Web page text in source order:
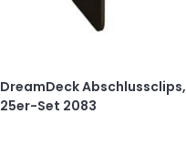
DreamDeck Abschlussclips,
25er-Set 2083